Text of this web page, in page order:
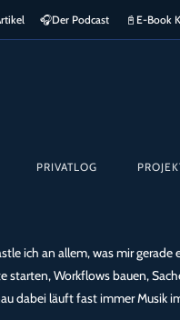
🎧​Der Podcast 📓 E-Book
PRIVATLOG
ich an allem, was mir
starten, Workflows bauen,
dabei läuft fast immer Musik